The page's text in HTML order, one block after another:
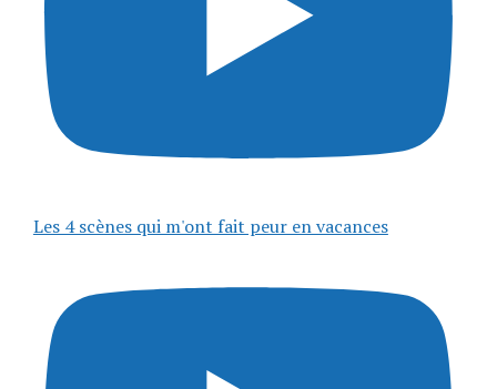
Les 4 scènes qui m'ont fait peur en vacances